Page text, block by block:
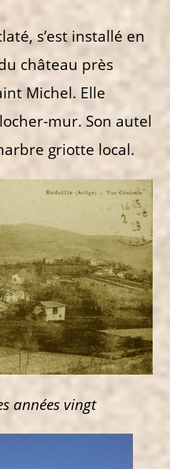
s’est installé en
château près
Michel. Elle
mur. Son autel
griotte local.
années vingt